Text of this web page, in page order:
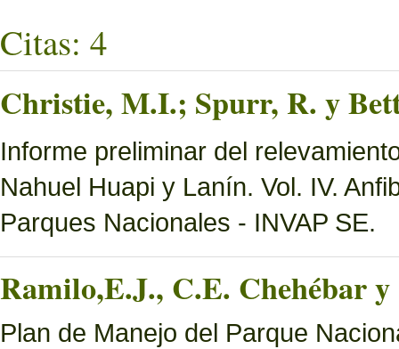
Citas: 4
Christie, M.I.; Spurr, R. y
Informe preliminar del
Nahuel Huapi y Lanín. Vol. IV.
Parques Nacionales - INVAP SE.
Ramilo,E.J., C.E. Chehébar
Plan de Manejo del Parque